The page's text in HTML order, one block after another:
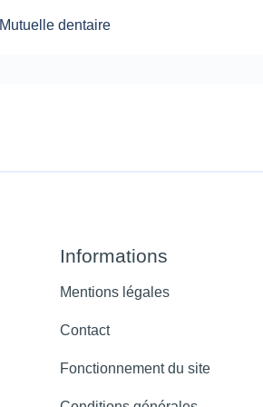
Mutuelle dentaire
Informations
Mentions légales
Contact
Fonctionnement du site